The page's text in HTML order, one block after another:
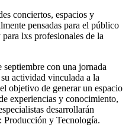
conciertos, espacios y
pensadas para el público
lxs profesionales de la
con una jornada
actividad vinculada a la
objetivo de generar un espacio
experiencias y conocimiento,
desarrollarán
Producción y Tecnología.